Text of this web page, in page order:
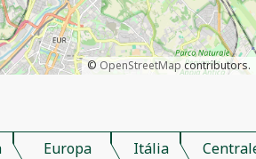
© OpenStreetMap contributors.
Europa
Itália